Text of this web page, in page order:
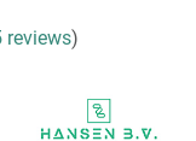
reviews)